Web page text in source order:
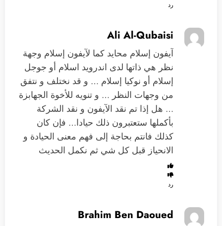
رد
Ali Al-Qubaisi
آيفون إسلام محايد كما لآيفون إسلام وجهة
نظر هي ذاتها لدى اندرويد اسلام أو جوجل
إسلام أو نوكيا إسلام … و قد نختلف و نتفق
من وجهات النظر … و تنويه للأخوة الجهابزة
… هل إذا تم نقد الآيفون و نقد الشركة
بأكملها ستعتبرون ذلك حيادا… فإن كان
كذلك فانتم بحاجة إلى فهم معنى الحيادة و
الانحياز قبل كل شي ثم نكمل الحديث
رد
Brahim Ben Daoued